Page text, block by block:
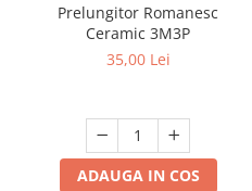
Lampi emergente
Prelungitoare/Derulatoare
Întrerupătoare/Comutatoare
Ştechere/Stecher adaptor
Prelungitor Romanesc
Ceramic 3M3P
35,00 Lei
ADAUGA IN COS